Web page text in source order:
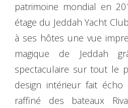
patrimoine mondial en
étage du Jeddah Yacht
à ses hôtes une vue
magique de Jeddah
spectaculaire sur tout le
design intérieur fait
raffiné des bateaux